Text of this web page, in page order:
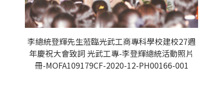
李總統登輝先生蒞臨光武工商專科學校建校27週
年慶祝大會致詞 光武工專-李登輝總統活動照片
冊-MOFA109179CF-2020-12-PH00166-001